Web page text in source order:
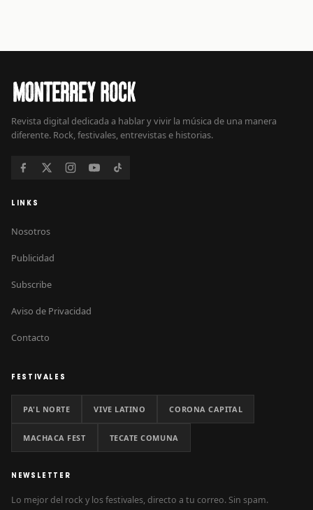
Revista digital dedicada a hablar y vivir la música de una manera
diferente. Rock, festivales, entrevistas e historias.
LINKS
Nosotros
Publicidad
Subscribe
Aviso de Privacidad
Contacto
FESTIVALES
PA'L NORTE VIVE LATINO CORONA CAPITAL
MACHACA FEST TECATE COMUNA
NEWSLETTER
Lo mejor del rock y los festivales, directo a tu correo. Sin spam.